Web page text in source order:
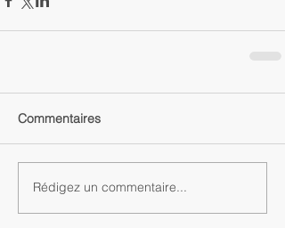
Commentaires
Rédigez un commentaire...